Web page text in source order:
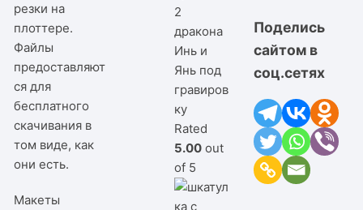
резки на
плоттере.
Файлы
предоставляют
ся для
бесплатного
скачивания в
том виде, как
они есть.
Макеты
2
дракона
Инь и
Янь под
гравиров
ку
Rated
5.00 out
of 5
Поделись
сайтом в
соц.сетях